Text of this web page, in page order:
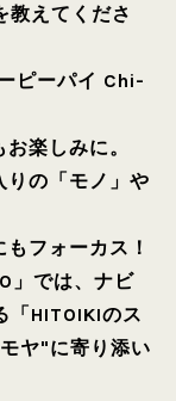
教えてくださ
ピーパイ Chi-
楽しみに。
りの「モノ」や
フォーカス！
」では、ナビ
「HITOIKIのス
ヤ"に寄り添い